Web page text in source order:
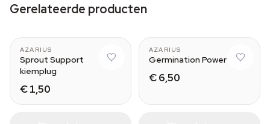
Gerelateerde producten
AZARIUS
Sprout Support
kiemplug
€ 1,50
AZARIUS
Germination Power
€ 6,50